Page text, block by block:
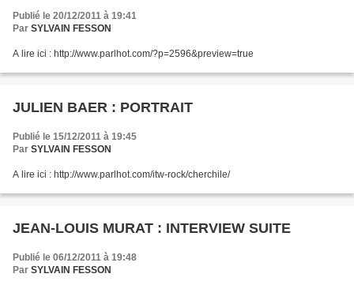
Publié le 20/12/2011 à 19:41
Par SYLVAIN FESSON
A lire ici : http://www.parlhot.com/?p=2596&preview=true
JULIEN BAER : PORTRAIT
Publié le 15/12/2011 à 19:45
Par SYLVAIN FESSON
A lire ici : http://www.parlhot.com/itw-rock/cherchile/
JEAN-LOUIS MURAT : INTERVIEW SUITE
Publié le 06/12/2011 à 19:48
Par SYLVAIN FESSON